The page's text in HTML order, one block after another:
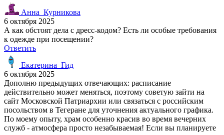
Анна_Курникова
6 октября 2025
А как обстоят дела с дресс-кодом? Есть ли особые требования
к одежде при посещении?
Ответить
Екатерина_Гид
6 октября 2025
Дополню предыдущих отвечающих: расписание
действительно может меняться, поэтому советую зайти на
сайт Московской Патриархии или связаться с российским
посольством в Тегеране для уточнения актуального графика.
По моему опыту, храм особенно красив во время вечерних
служб - атмосфера просто незабываемая! Если вы планируете